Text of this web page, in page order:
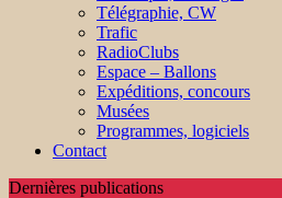
Télégraphie, CW
Trafic
RadioClubs
Espace – Ballons
Expéditions, concours
Musées
Programmes, logiciels
Contact
Dernières publications